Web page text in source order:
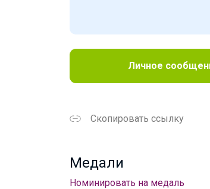
Личное
Скопировать ссылку
Медали
Номинировать на медаль